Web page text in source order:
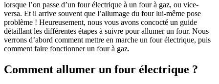
lorsque l’on passe d’un four électrique à un four à gaz, ou vice-
versa. Et il arrive souvent que l’allumage du four lui-même pose
problème ! Heureusement, nous vous avons concocté un guide
détaillant les différentes étapes à suivre pour allumer un four. Nous
verrons d’abord comment mettre en marche un four électrique, puis
comment faire fonctionner un four à gaz.
Comment allumer un four électrique ?